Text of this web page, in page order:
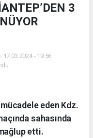
3
17.03.2024 - 19:56
eden Kdz.
sahasında
etti.